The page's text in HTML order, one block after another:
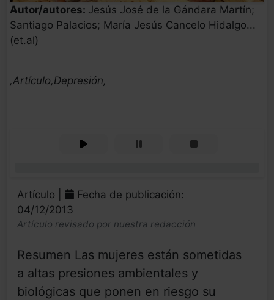
Autor/autores: Jesús José de la Gándara Martín;
Santiago Palacios; María Jesús Cancelo Hidalgo...
(et.al)
,Artículo,Depresión,
Artículo |
Fecha de publicación:
04/12/2013
Artículo revisado por nuestra redacción
Resumen Las mujeres están sometidas
a altas presiones ambientales y
biológicas que ponen en riesgo su